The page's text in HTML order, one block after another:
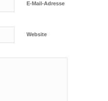
E-Mail-Adresse
Website